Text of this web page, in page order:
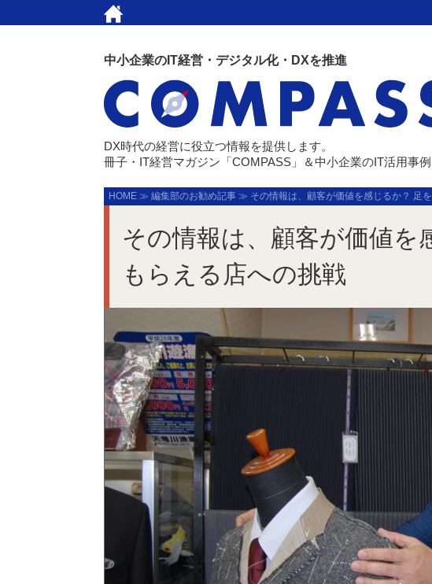
中小企業のIT経営・デジタル化・DXを推進
DX時代の経営に役立つ情報を提供します。
冊子・IT経営マガジン「COMPASS」＆中小企業のIT活用事
HOME ≫ 編集部のお勧め記事 ≫ その情報は、顧客が価値を感じるか？ 足
その情報は、顧客が価値を
もらえる店への挑戦